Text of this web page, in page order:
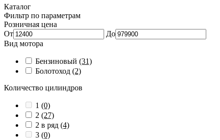
Каталог
Фильтр по параметрам
Розничная цена
От
До
Вид мотора
Бензиновый (31)
Болотоход (2)
Количество цилиндров
1 (0)
2 (27)
2 в ряд (4)
3 (0)